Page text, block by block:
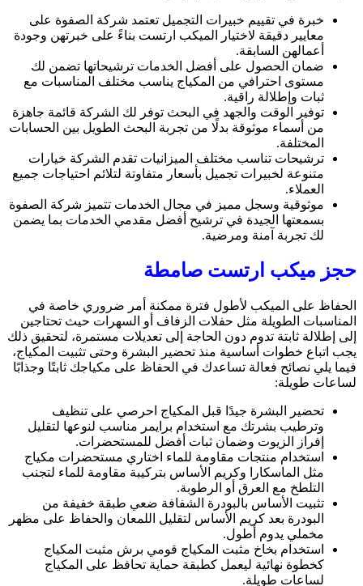
خبرة في تقييم خبيرات التجميل تعتمد شركة الصفوة على
معايير دقيقة لاختيار الميكب ارتست بناءً على خبرتهن وجودة
أعمالهن السابقة.
ضمان الحصول على أفضل الخدمات ترشيحاتها تضمن لك
مستوى احترافي من المكياج يناسب مختلف المناسبات مع
ثبات وإطلالة راقية.
توفير الوقت والجهد في البحث توفر لك الشركة قائمة جاهزة
من أسماء موثوقة بدلًا من تجربة البحث الطويل بين الحسابات
المختلفة.
ترشيحات تناسب مختلف الميزانيات تقدم الشركة خيارات
متنوعة لخبيرات تجميل بأسعار متفاوتة لتلائم احتياجات جميع
العملاء.
موثوقية وسجل مميز في مجال الخدمات تتميز شركة الصفوة
بسمعتها الجيدة في ترشيح أفضل مقدمي الخدمات بما يضمن
لك تجربة آمنة ومرضية.
حجز ميكب ارتست صامطة
الحفاظ على الميكب لأطول فترة ممكنة أمر ضروري خاصة في
المناسبات الطويلة مثل حفلات الزفاف أو السهرات حيث تحتاجين
إلى إطلالة ثابتة تدوم دون الحاجة إلى تعديلات مستمرة، لتحقيق ذلك
يجب اتباع خطوات أساسية منذ تحضير البشرة وحتى تثبيت المكياج،
فيما يلي نصائح فعالة تساعدك في الحفاظ على مكياجك ثابتًا وجذابًا
لساعات طويلة:
تحضير البشرة جيدًا قبل المكياج احرصي على تنظيف
وترطيب بشرتك مع استخدام برايمر مناسب لنوعها لتقليل
إفراز الزيوت وضمان ثبات أفضل للمستحضرات.
استخدام منتجات مقاومة للماء اختاري مستحضرات مكياج
مثل الماسكارا وكريم الأساس بتركيبة مقاومة للماء لتجنب
التلطخ مع العرق أو الرطوبة.
تثبيت الأساس بالبودرة الشفافة ضعي طبقة خفيفة من
البودرة بعد كريم الأساس لتقليل اللمعان والحفاظ على مظهر
مخملي يدوم أطول.
استخدام بخاخ مثبت المكياج قومي برش مثبت المكياج
كخطوة نهائية ليعمل كطبقة حماية تحافظ على المكياج
لساعات طويلة.